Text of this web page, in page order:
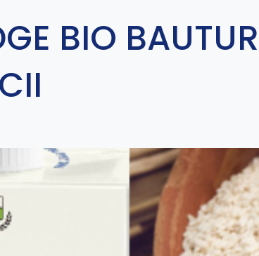
BIO